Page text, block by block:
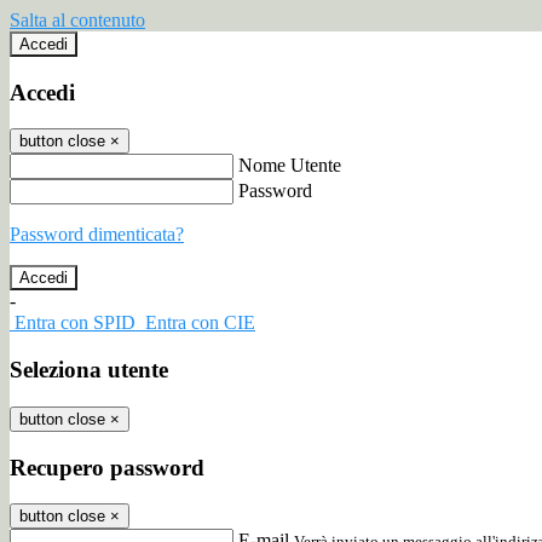
Salta al contenuto
Accedi
Accedi
button close ×
Nome Utente
Password
Password dimenticata?
-
Entra con SPID Entra con CIE
Seleziona utente
button close ×
Recupero password
button close ×